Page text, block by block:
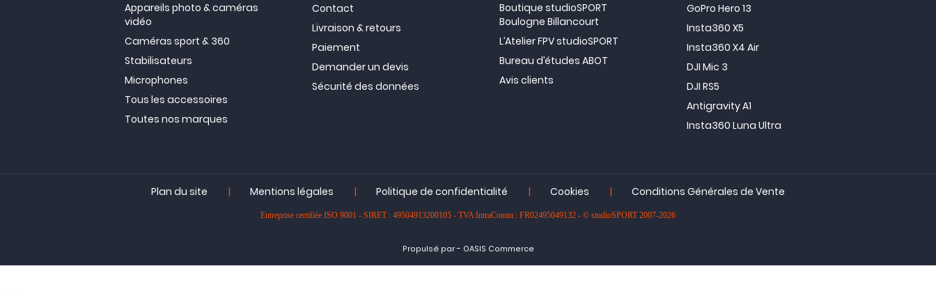
Appareils photo & caméras
vidéo
Caméras sport & 360
Stabilisateurs
Microphones
Tous les accessoires
Toutes nos marques
Contact
Livraison & retours
Paiement
Demander un devis
Sécurité des données
Boutique studioSPORT
Boulogne Billancourt
L’Atelier FPV studioSPORT
Bureau d’études ABOT
Avis clients
GoPro Hero 13
Insta360 X5
Insta360 X4 Air
DJI Mic 3
DJI RS5
Antigravity A1
Insta360 Luna Ultra
Plan du site | Mentions légales | Politique de confidentialité | Cookies | Conditions Générales de Vente
Entreprise certifiée ISO 9001 - SIRET : 49504913200105 - TVA IntraComm : FR02495049132 - © studioSPORT 2007-2026
Propulsé par- OASIS Commerce